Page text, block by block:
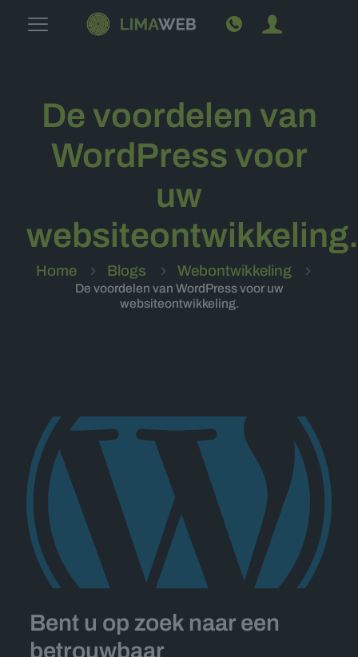
De voordelen van
WordPress voor
uw
websiteontwikkeling.
Home Blogs Webontwikkeling
De voordelen van WordPress voor uw
websiteontwikkeling.
Bent u op zoek naar een
betrouwbaar